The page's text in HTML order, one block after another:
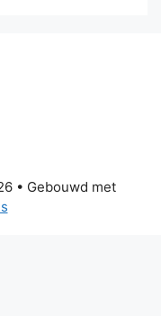
• Gebouwd met